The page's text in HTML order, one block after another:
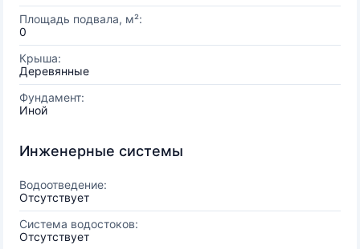
Площадь подвала, м²:
0
Крыша:
Деревянные
Фундамент:
Иной
Инженерные системы
Водоотведение:
Отсутствует
Система водостоков:
Отсутствует